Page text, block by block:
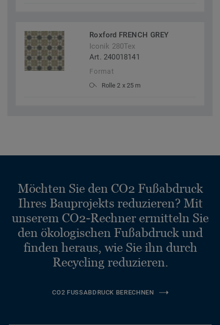
Roxford FRENCH GREY
Iconik 280Tex
Art. 240018141
Format
Rolle 2 x 25 m
Möchten Sie den CO2 Fußabdruck
Ihres Bauprojekts reduzieren? Mit
unserem CO2-Rechner ermitteln Sie
den ökologischen Fußabdruck und
finden heraus, wie Sie ihn durch
Recycling reduzieren.
CO2 FUSSABDRUCK BERECHNEN